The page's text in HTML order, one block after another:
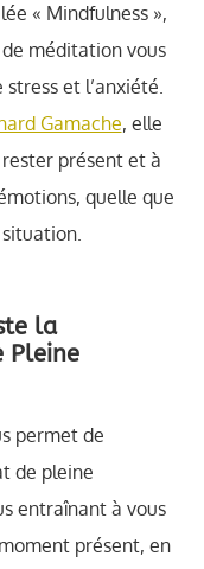
« Mindfulness »,
méditation vous
et l’anxiété.
Gamache, elle
présent et à
quelle que
la
Pleine
permet de
de pleine
entraînant à vous
présent, en